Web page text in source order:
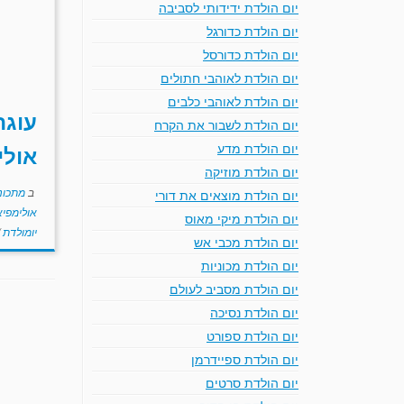
יום הולדת ידידותי לסביבה
יום הולדת כדורגל
יום הולדת כדורסל
יום הולדת לאוהבי חתולים
יום הולדת לאוהבי כלבים
יום הולדת לשבור את הקרח
יום הולדת מדע
יום הולדת מוזיקה
יום הולדת מוצאים את דורי
יום הולדת מיקי מאוס
יום הולדת מכבי אש
יום הולדת מכוניות
יום הולדת מסביב לעולם
יום הולדת נסיכה
יום הולדת ספורט
יום הולדת ספיידרמן
יום הולדת סרטים
ב
יומולדת